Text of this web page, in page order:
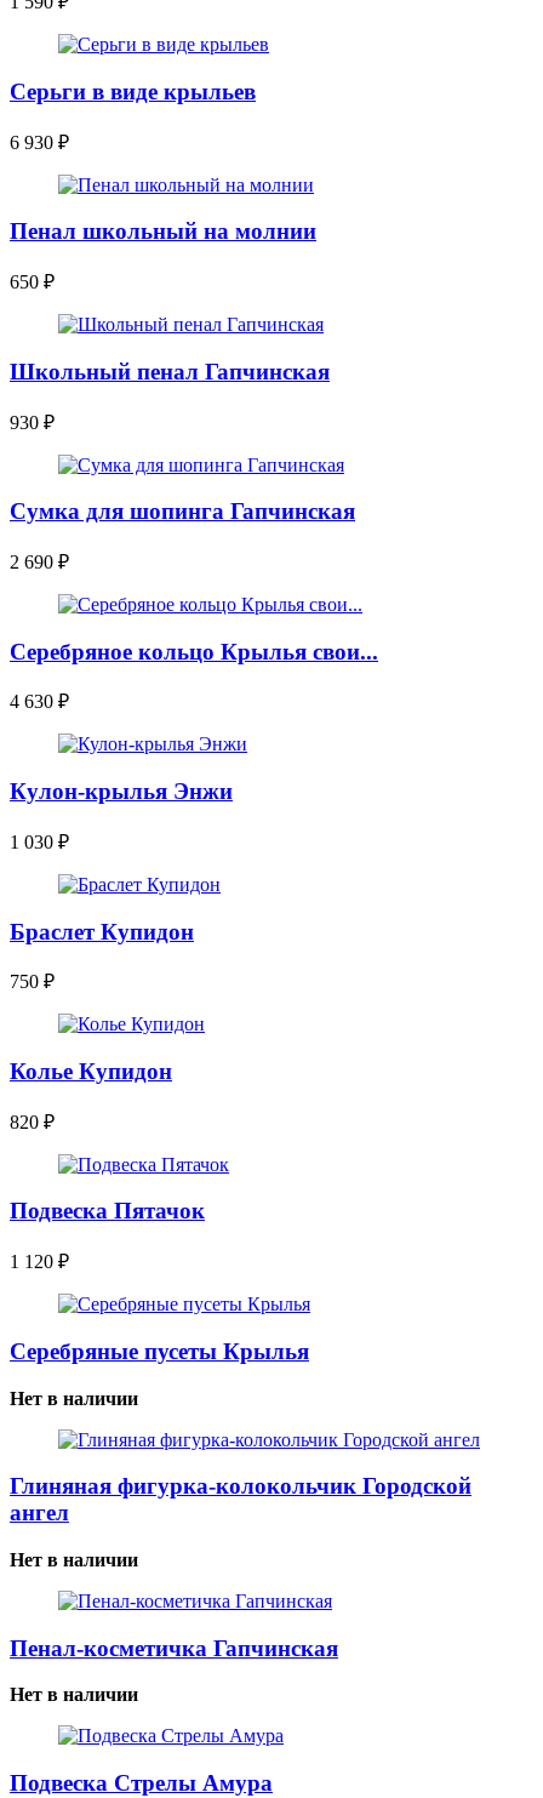
Серьги в виде крыльев
6 930 ₽
Пенал школьный на молнии
650 ₽
Школьный пенал Гапчинская
930 ₽
Сумка для шопинга Гапчинская
2 690 ₽
Серебряное кольцо Крылья свои...
4 630 ₽
Кулон-крылья Энжи
1 030 ₽
Браслет Купидон
750 ₽
Колье Купидон
820 ₽
Подвеска Пятачок
1 120 ₽
Серебряные пусеты Крылья
Нет в наличии
Глиняная фигурка-колокольчик Городской
ангел
Нет в наличии
Пенал-косметичка Гапчинская
Нет в наличии
Подвеска Стрелы Амура